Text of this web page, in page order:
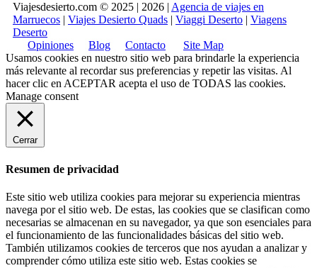
Viajesdesierto.com © 2025 | 2026 | Agencia de viajes en
Marruecos | Viajes Desierto Quads | Viaggi Deserto | Viagens
Deserto
Opiniones
Blog Contacto
Site Map
Usamos cookies en nuestro sitio web para brindarle la experiencia
más relevante al recordar sus preferencias y repetir las visitas. Al
hacer clic en ACEPTAR acepta el uso de TODAS las cookies.
Manage consent
Cerrar
Resumen de privacidad
Este sitio web utiliza cookies para mejorar su experiencia mientras
navega por el sitio web. De estas, las cookies que se clasifican como
necesarias se almacenan en su navegador, ya que son esenciales para
el funcionamiento de las funcionalidades básicas del sitio web.
También utilizamos cookies de terceros que nos ayudan a analizar y
comprender cómo utiliza este sitio web. Estas cookies se